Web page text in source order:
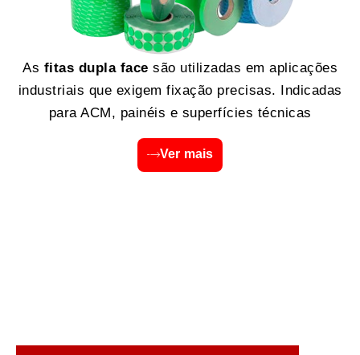
As fitas dupla face são utilizadas em aplicações
industriais que exigem fixação precisas. Indicadas
para ACM, painéis e superfícies técnicas
Ver mais